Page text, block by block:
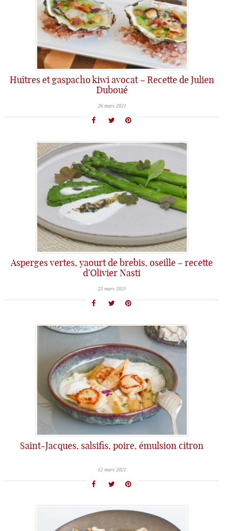
Huîtres et gaspacho kiwi avocat – Recette de Julien
Duboué
26 mars 2021
Asperges vertes, yaourt de brebis, oseille – recette
d’Olivier Nasti
23 mars 2021
Saint-Jacques, salsifis, poire, émulsion citron
12 mars 2021